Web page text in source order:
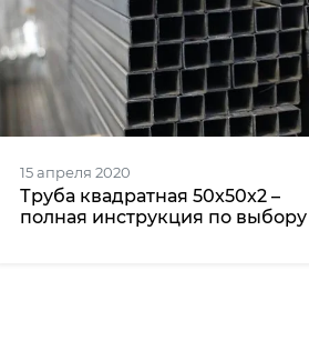
15 апреля 2020
Труба квадратная 50x50x2 –
полная инструкция по выбору